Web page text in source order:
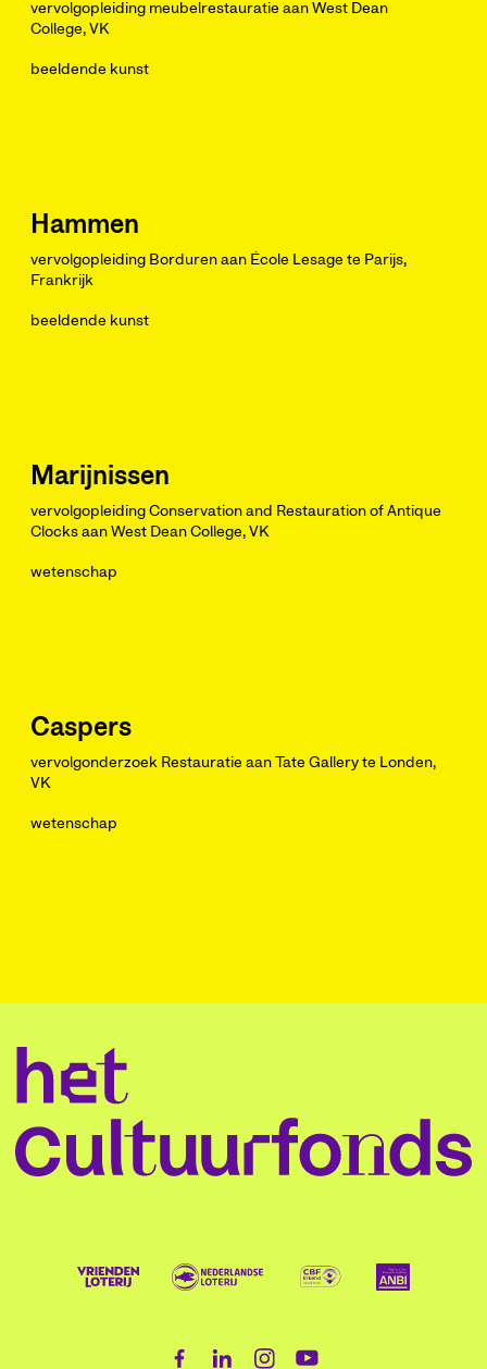
vervolgopleiding meubelrestauratie aan West Dean
College, VK
beeldende kunst
Hammen
vervolgopleiding Borduren aan École Lesage te Parijs,
Frankrijk
beeldende kunst
Marijnissen
vervolgopleiding Conservation and Restauration of Antique
Clocks aan West Dean College, VK
wetenschap
Caspers
vervolgonderzoek Restauratie aan Tate Gallery te Londen,
VK
wetenschap